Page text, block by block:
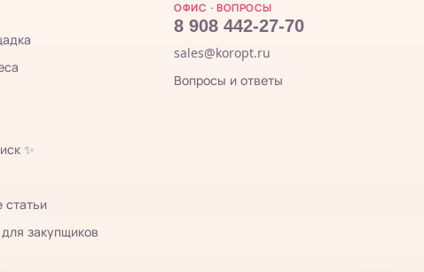
✨
статьи
закупщиков
ОФИС · ВОПРОСЫ
8 908 442-27-70
sales@koropt.ru
Вопросы и ответы